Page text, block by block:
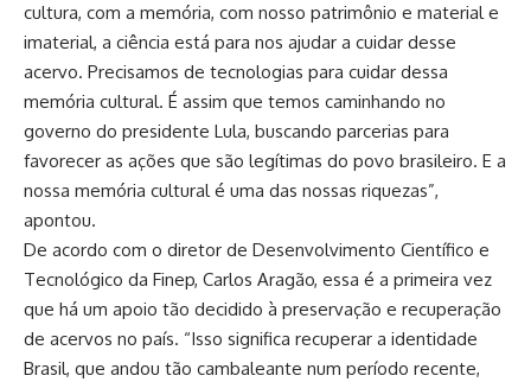
cultura, com a memória, com nosso patrimônio e material e
imaterial, a ciência está para nos ajudar a cuidar desse
acervo. Precisamos de tecnologias para cuidar dessa
memória cultural. É assim que temos caminhando no
governo do presidente Lula, buscando parcerias para
favorecer as ações que são legítimas do povo brasileiro. E a
nossa memória cultural é uma das nossas riquezas”,
apontou.
De acordo com o diretor de Desenvolvimento Científico e
Tecnológico da Finep, Carlos Aragão, essa é a primeira vez
que há um apoio tão decidido à preservação e recuperação
de acervos no país. “Isso significa recuperar a identidade
Brasil, que andou tão cambaleante num período recente,